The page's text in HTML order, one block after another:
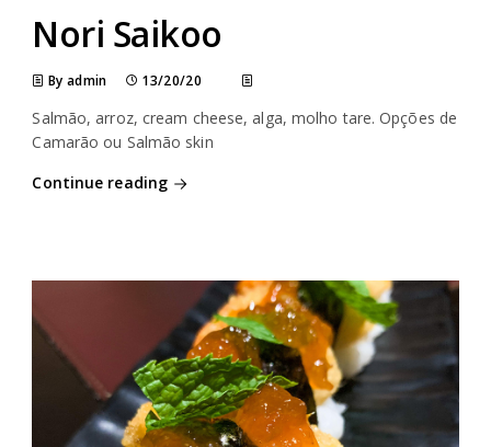
Nori Saikoo
By admin 13/20/20
Salmão, arroz, cream cheese, alga, molho tare. Opções de
Camarão ou Salmão skin
Continue reading